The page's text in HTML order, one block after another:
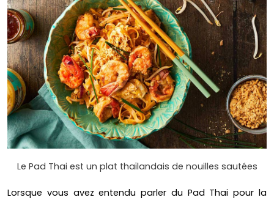
Le Pad Thai est un plat thaïlandais de nouilles sautées
Lorsque vous avez entendu parler du Pad Thai pour la